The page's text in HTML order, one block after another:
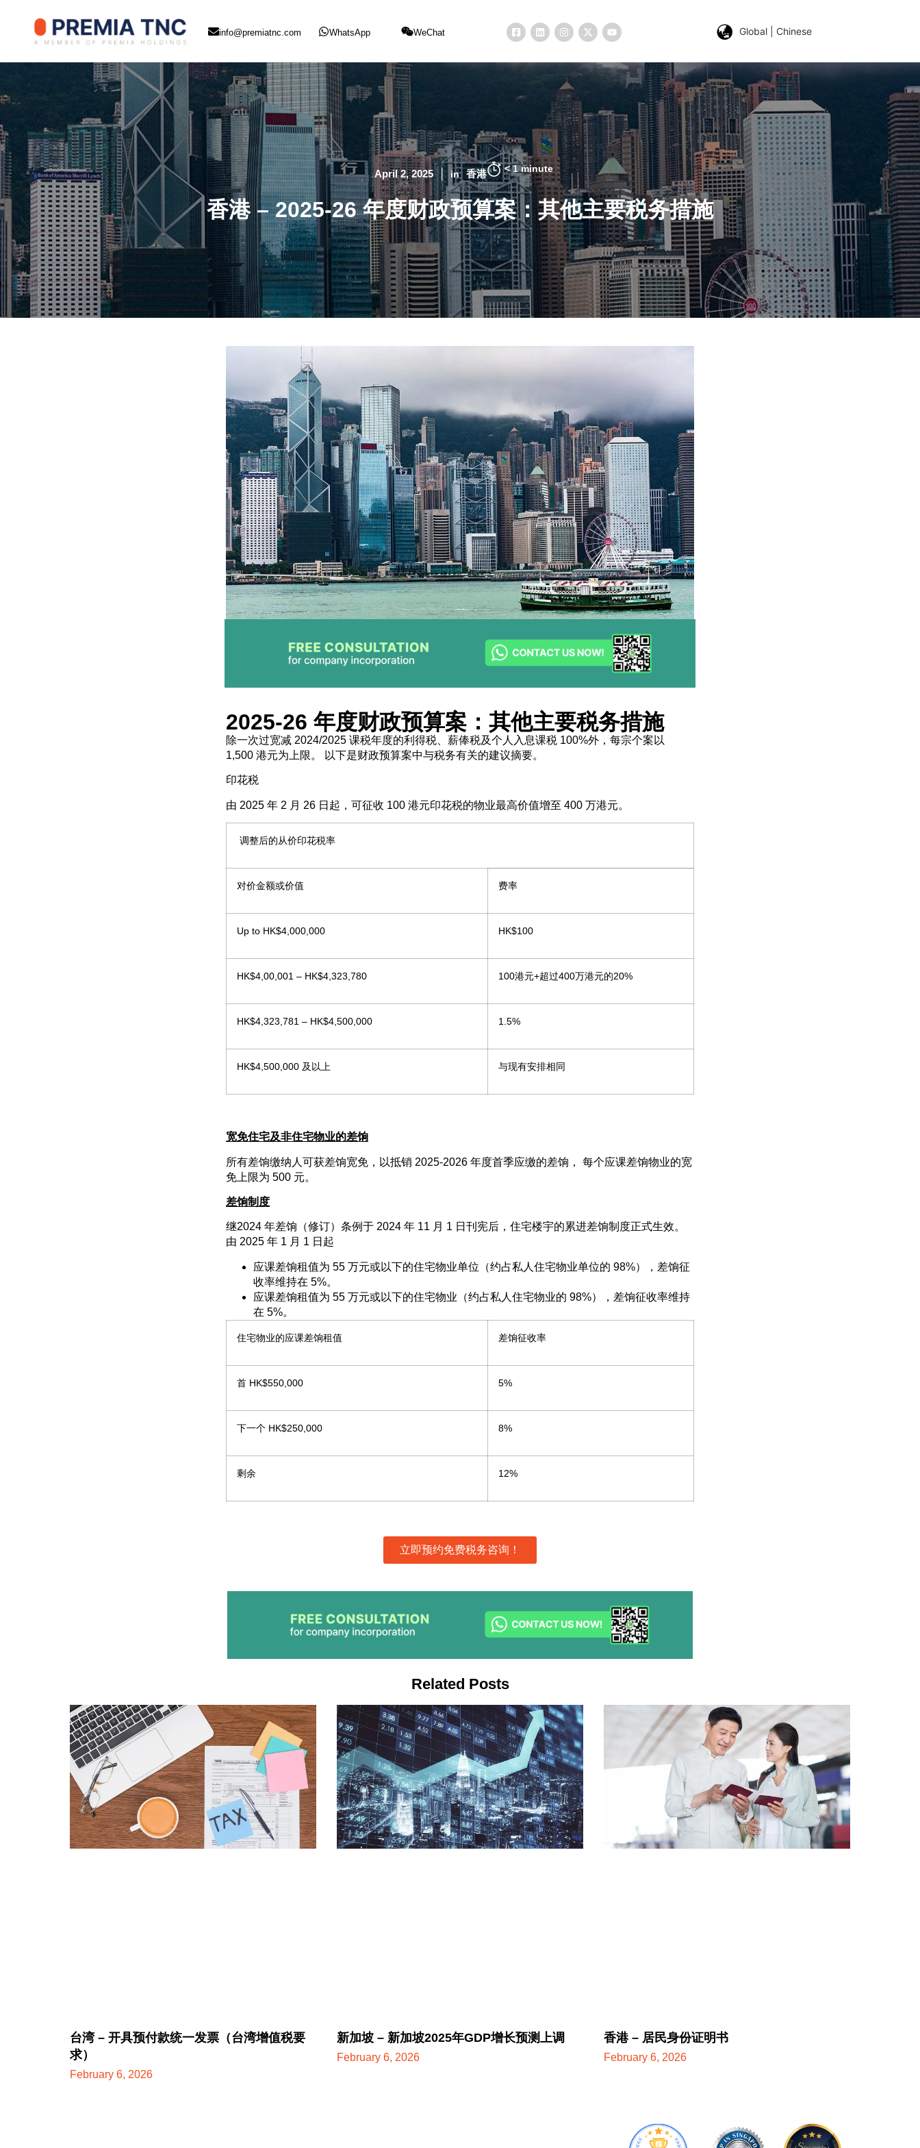
info@premiatnc.com WhatsApp WeChat Global | Chinese
April 2, 2025 in 香港 < 1 minute
香港 – 2025-26 年度财政预算案：其他主要税务措施
2025-26 年度财政预算案：其他主要税务措施
除一次过宽减 2024/2025 课税年度的利得税、薪俸税及个人入息课税 100%外，每宗个案以
1,500 港元为上限。 以下是财政预算案中与税务有关的建议摘要。
印花税
由 2025 年 2 月 26 日起，可征收 100 港元印花税的物业最高价值增至 400 万港元。
调整后的从价印花税率
对价金额或价值 费率
Up to HK$4,000,000 HK$100
HK$4,00,001 – HK$4,323,780 100港元+超过400万港元的20%
HK$4,323,781 – HK$4,500,000 1.5%
HK$4,500,000 及以上 与现有安排相同
宽免住宅及非住宅物业的差饷
所有差饷缴纳人可获差饷宽免，以抵销 2025-2026 年度首季应缴的差饷， 每个应课差饷物业的宽
免上限为 500 元。
差饷制度
继2024 年差饷（修订）条例于 2024 年 11 月 1 日刊宪后，住宅楼宇的累进差饷制度正式生效。
由 2025 年 1 月 1 日起
应课差饷租值为 55 万元或以下的住宅物业单位（约占私人住宅物业单位的 98%），差饷征
收率维持在 5%。
应课差饷租值为 55 万元或以下的住宅物业（约占私人住宅物业的 98%），差饷征收率维持
在 5%。
住宅物业的应课差饷租值 差饷征收率
首 HK$550,000 5%
下一个 HK$250,000 8%
剩余 12%
立即预约免费税务咨询！
Related Posts
台湾 – 开具预付款统一发票（台湾增值税要
求）
February 6, 2026
新加坡 – 新加坡2025年GDP增长预测上调
February 6, 2026
香港 – 居民身份证明书
February 6, 2026